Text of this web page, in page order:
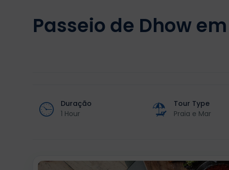
Passeio de Dhow
Duração
1 Hour
Tour Type
Praia e Mar